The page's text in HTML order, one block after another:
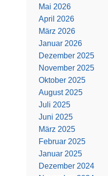
Mai 2026
April 2026
März 2026
Januar 2026
Dezember 2025
November 2025
Oktober 2025
August 2025
Juli 2025
Juni 2025
März 2025
Februar 2025
Januar 2025
Dezember 2024